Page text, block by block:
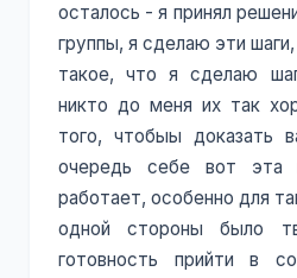
осталось - я принял
группы, я сделаю эти
такое, что я сделаю
никто до меня их так
того, чтобыы доказать
очередь себе вот эта
работает, особенно для
одной стороны было
готовность прийти в